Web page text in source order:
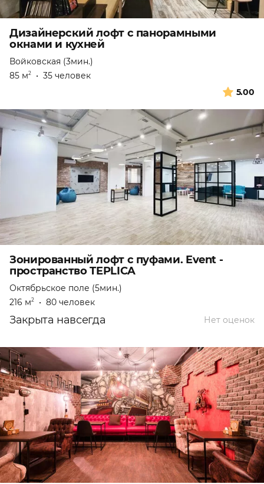
Дизайнерский лофт с панорамными
окнами и кухней
Войковская (3мин.)
85 м2 • 35 человек
5.00
Зонированный лофт с пуфами. Event -
пространство TEPLICA
Октябрьское поле (5мин.)
216 м2 • 80 человек
Нет оценок
Закрыта навсегда